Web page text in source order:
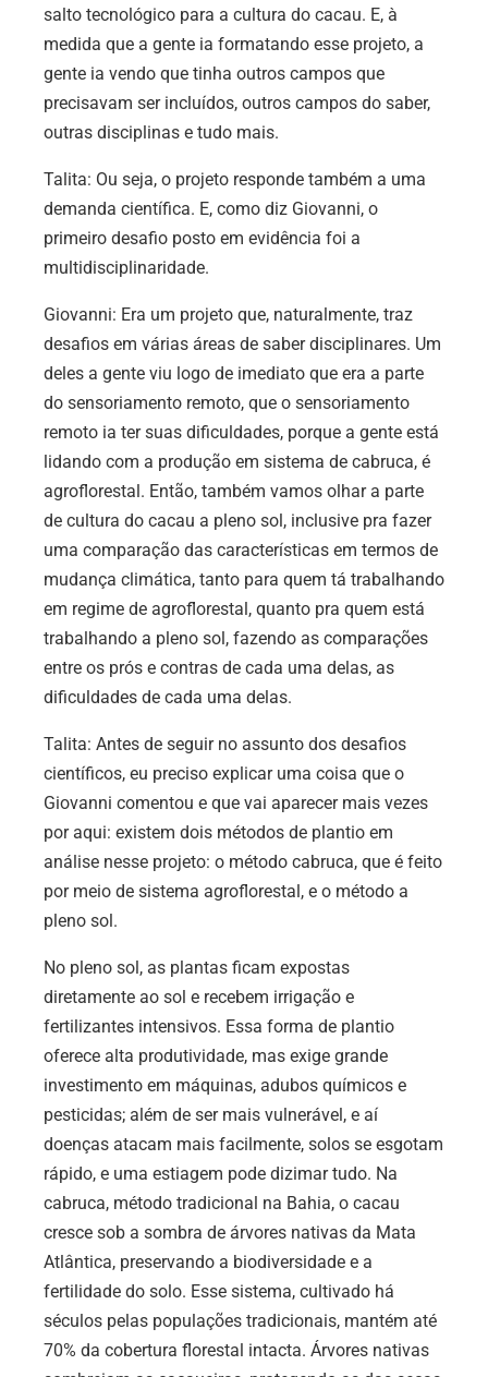
salto tecnológico para a cultura do cacau. E, à
medida que a gente ia formatando esse projeto, a
gente ia vendo que tinha outros campos que
precisavam ser incluídos, outros campos do saber,
outras disciplinas e tudo mais.
Talita: Ou seja, o projeto responde também a uma
demanda científica. E, como diz Giovanni, o
primeiro desafio posto em evidência foi a
multidisciplinaridade.
Giovanni: Era um projeto que, naturalmente, traz
desafios em várias áreas de saber disciplinares. Um
deles a gente viu logo de imediato que era a parte
do sensoriamento remoto, que o sensoriamento
remoto ia ter suas dificuldades, porque a gente está
lidando com a produção em sistema de cabruca, é
agroflorestal. Então, também vamos olhar a parte
de cultura do cacau a pleno sol, inclusive pra fazer
uma comparação das características em termos de
mudança climática, tanto para quem tá trabalhando
em regime de agroflorestal, quanto pra quem está
trabalhando a pleno sol, fazendo as comparações
entre os prós e contras de cada uma delas, as
dificuldades de cada uma delas.
Talita: Antes de seguir no assunto dos desafios
científicos, eu preciso explicar uma coisa que o
Giovanni comentou e que vai aparecer mais vezes
por aqui: existem dois métodos de plantio em
análise nesse projeto: o método cabruca, que é feito
por meio de sistema agroflorestal, e o método a
pleno sol.
No pleno sol, as plantas ficam expostas
diretamente ao sol e recebem irrigação e
fertilizantes intensivos. Essa forma de plantio
oferece alta produtividade, mas exige grande
investimento em máquinas, adubos químicos e
pesticidas; além de ser mais vulnerável, e aí
doenças atacam mais facilmente, solos se esgotam
rápido, e uma estiagem pode dizimar tudo. Na
cabruca, método tradicional na Bahia, o cacau
cresce sob a sombra de árvores nativas da Mata
Atlântica, preservando a biodiversidade e a
fertilidade do solo. Esse sistema, cultivado há
séculos pelas populações tradicionais, mantém até
70% da cobertura florestal intacta. Árvores nativas